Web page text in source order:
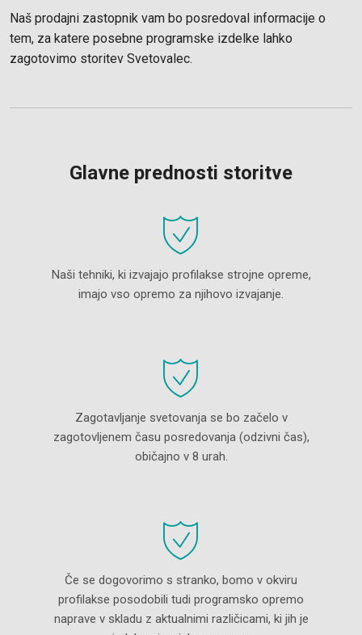
Naš prodajni zastopnik vam bo posredoval informacije o
tem, za katere posebne programske izdelke lahko
zagotovimo storitev Svetovalec.
Glavne prednosti storitve
Naši tehniki, ki izvajajo profilakse strojne opreme,
imajo vso opremo za njihovo izvajanje.
Zagotavljanje svetovanja se bo začelo v
zagotovljenem času posredovanja (odzivni čas),
običajno v 8 urah.
Če se dogovorimo s stranko, bomo v okviru
profilakse posodobili tudi programsko opremo
naprave v skladu z aktualnimi različicami, ki jih je